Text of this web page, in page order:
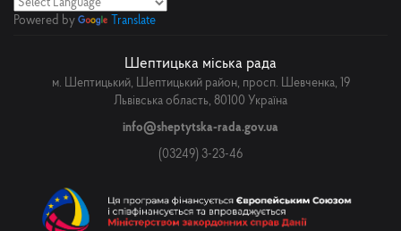
Повідомлення
Powered by Translate
Шептицька міська рада
м. Шептицький, Шептицький район, просп. Шевченка, 19
Львівська область, 80100 Україна
info@sheptytska-rada.gov.ua
(03249) 3-23-46